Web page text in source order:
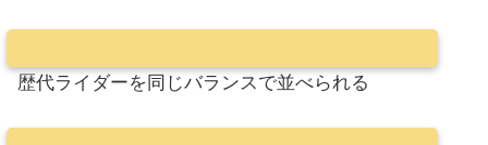
歴代ライダーを同じバランスで並べられる